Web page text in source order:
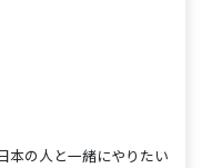
本の人と一緒にやりたい